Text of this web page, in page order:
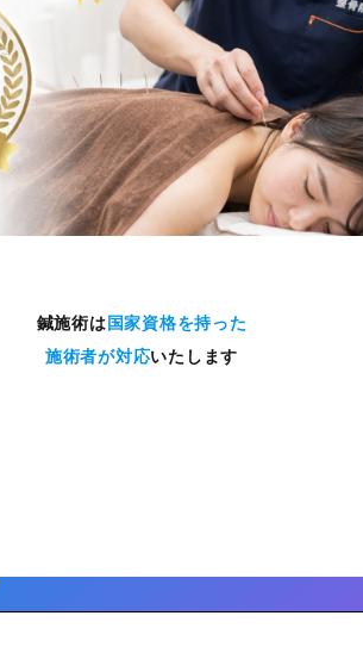
鍼施術は 国家資格を持った
施術者が対応いたします